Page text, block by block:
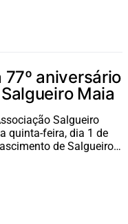
aniversário
Maia
Salgueiro
quinta-feira, dia 1 de
de Salgueiro…